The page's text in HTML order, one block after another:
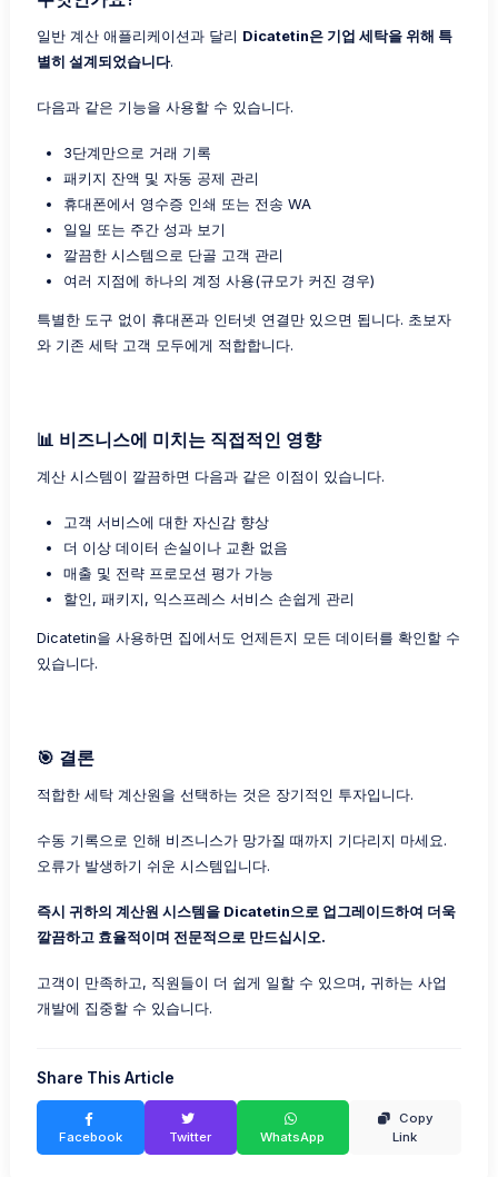
일반 계산 애플리케이션과 달리 Dicatetin은 기업 세탁을 위해 특
별히 설계되었습니다.
다음과 같은 기능을 사용할 수 있습니다.
3단계만으로 거래 기록
패키지 잔액 및 자동 공제 관리
휴대폰에서 영수증 인쇄 또는 전송 WA
일일 또는 주간 성과 보기
깔끔한 시스템으로 단골 고객 관리
여러 지점에 하나의 계정 사용(규모가 커진 경우)
특별한 도구 없이 휴대폰과 인터넷 연결만 있으면 됩니다. 초보자
와 기존 세탁 고객 모두에게 적합합니다.
📊 비즈니스에 미치는 직접적인 영향
계산 시스템이 깔끔하면 다음과 같은 이점이 있습니다.
고객 서비스에 대한 자신감 향상
더 이상 데이터 손실이나 교환 없음
매출 및 전략 프로모션 평가 가능
할인, 패키지, 익스프레스 서비스 손쉽게 관리
Dicatetin을 사용하면 집에서도 언제든지 모든 데이터를 확인할 수
있습니다.
🎯 결론
적합한 세탁 계산원을 선택하는 것은 장기적인 투자입니다.
수동 기록으로 인해 비즈니스가 망가질 때까지 기다리지 마세요.
오류가 발생하기 쉬운 시스템입니다.
즉시 귀하의 계산원 시스템을 Dicatetin으로 업그레이드하여 더욱
깔끔하고 효율적이며 전문적으로 만드십시오.
고객이 만족하고, 직원들이 더 쉽게 일할 수 있으며, 귀하는 사업
개발에 집중할 수 있습니다.
Share This Article
Facebook Twitter WhatsApp
Copy
Link